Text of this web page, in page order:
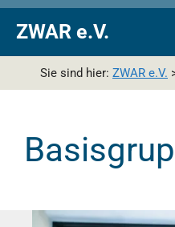
Zum
Inhalt
springen
Zur
Navigation
springen
Zum
Inhalt
springen
ZWAR e.V.
Sie sind hier: ZWAR e.V.